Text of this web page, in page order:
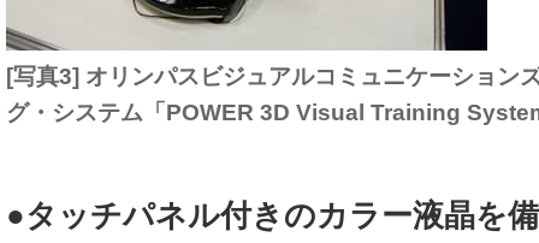
[写真3] オリンパスビジュアルコミュニケーション
グ・システム「POWER 3D Visual Training
●タッチパネル付きのカラー液晶を